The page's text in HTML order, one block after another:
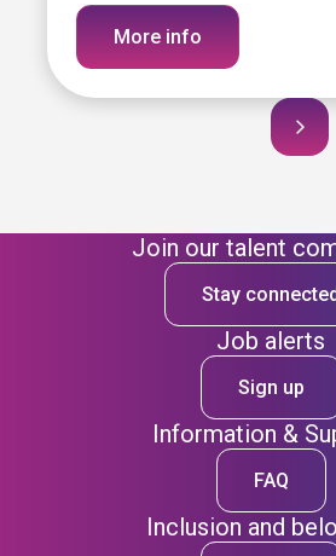
More info
Join our talent
Stay
Job alerts
Sign up
Information &
FAQ
Inclusion and